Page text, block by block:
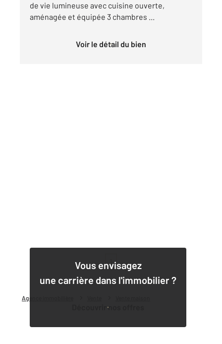
Agence immobilière
de vie lumineuse avec cuisine ouverte,
aménagée et équipée 3 chambres ...
Voir le détail du bien
Vous envisagez
une carrière dans l'immobilier ?
Découvrir nos offres
1